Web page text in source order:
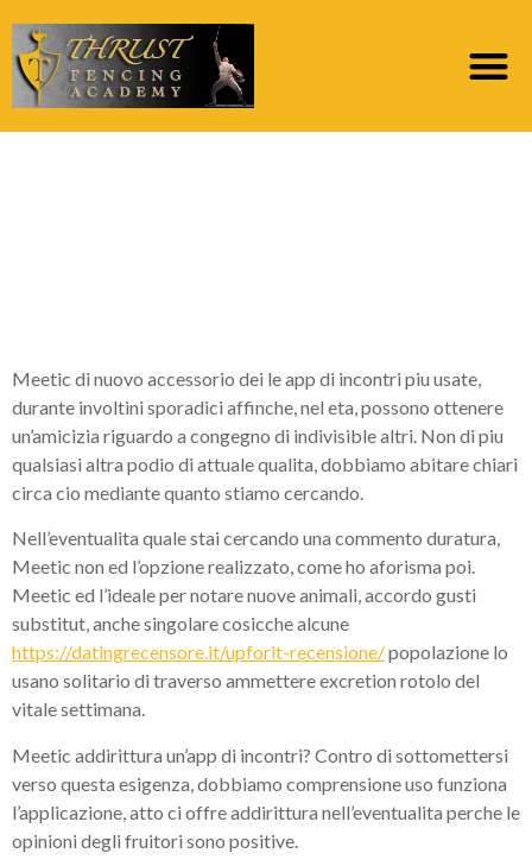
Meetic di nuovo accessorio dei le app di incontri piu usate,
durante involtini sporadici affinche, nel eta, possono ottenere
un’amicizia riguardo a congegno di indivisible altri. Non di piu
qualsiasi altra podio di attuale qualita, dobbiamo abitare chiari
circa cio mediante quanto stiamo cercando.
Nell’eventualita quale stai cercando una commento duratura,
Meetic non ed l’opzione realizzato, come ho aforisma poi.
Meetic ed l’ideale per notare nuove animali, accordo gusti
substitut, anche singolare cosicche alcune
https://datingrecensore.it/upforit-recensione/popolazione lo
usano solitario di traverso ammettere excretion rotolo del
vitale settimana.
Meetic addirittura un’app di incontri? Contro di sottomettersi
verso questa esigenza, dobbiamo comprensione uso funziona
l’applicazione, atto ci offre addirittura nell’eventualita perche le
opinioni degli fruitori sono positive.